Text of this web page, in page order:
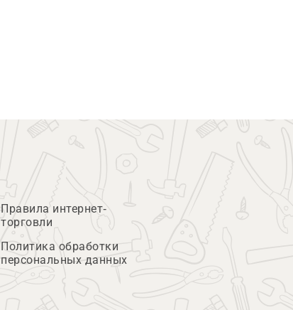
Правила интернет-
торговли
Политика обработки
персональных данных